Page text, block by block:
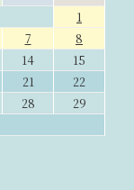
1
7
8
14
15
21
22
28
29